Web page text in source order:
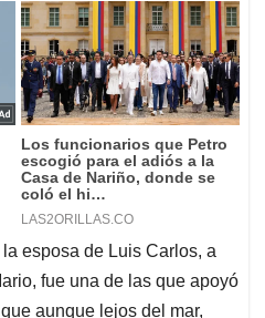
esposa de Luis Carlos, a
fue una de las que apoyó
aunque lejos del mar,